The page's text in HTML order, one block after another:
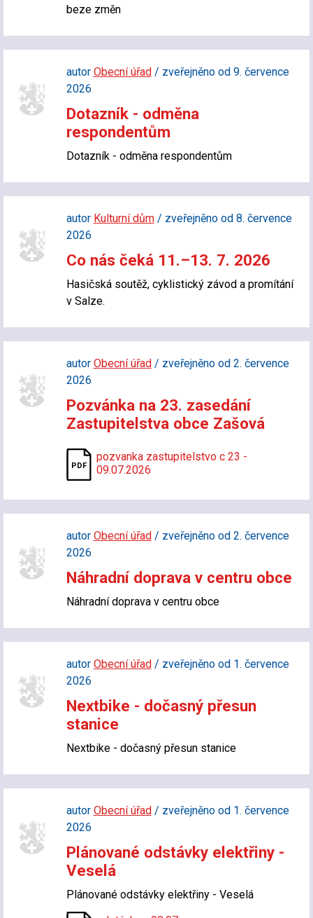
beze změn
autor Obecní úřad/ zveřejněno od 9. července
2026
Dotazník - odměna
respondentům
Dotazník - odměna respondentům
autor Kulturní dům/ zveřejněno od 8. července
2026
Co nás čeká 11.–13. 7. 2026
Hasičská soutěž, cyklistický závod a promítání
v Salze.
autor Obecní úřad/ zveřejněno od 2. července
2026
Pozvánka na 23. zasedání
Zastupitelstva obce Zašová
pozvanka zastupitelstvo c 23 -
09.07.2026
autor Obecní úřad/ zveřejněno od 2. července
2026
Náhradní doprava v centru obce
Náhradní doprava v centru obce
autor Obecní úřad/ zveřejněno od 1. července
2026
Nextbike - dočasný přesun
stanice
Nextbike - dočasný přesun stanice
autor Obecní úřad/ zveřejněno od 1. července
2026
Plánované odstávky elektřiny -
Veselá
Plánované odstávky elektřiny - Veselá